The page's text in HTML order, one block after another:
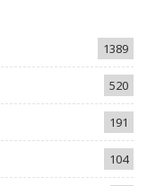
1389
520
191
104